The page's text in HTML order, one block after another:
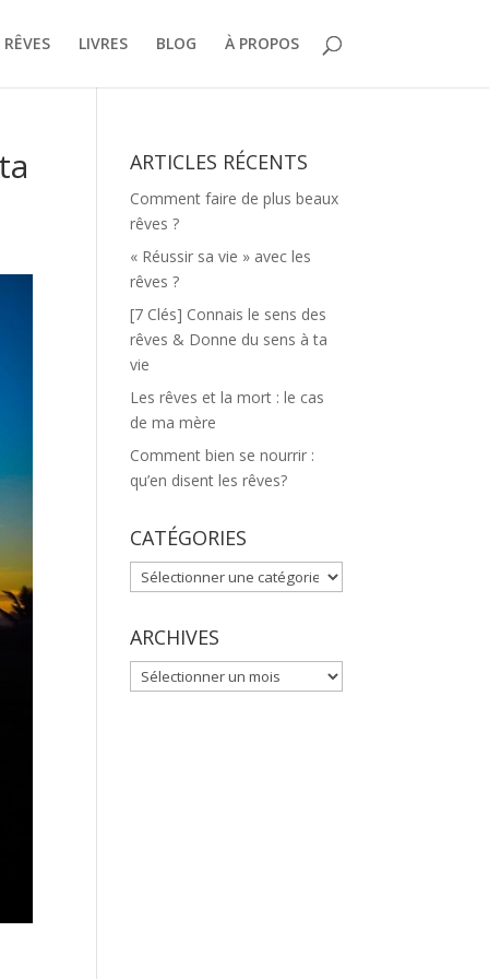
LIVRES BLOG À PROPOS
ARTICLES RÉCENTS
Comment faire de plus beaux
rêves ?
« Réussir sa vie » avec les
rêves ?
[7 Clés] Connais le sens des
rêves & Donne du sens à ta
vie
Les rêves et la mort : le cas
de ma mère
Comment bien se nourrir :
qu’en disent les rêves?
CATÉGORIES
CATÉGORIES
ARCHIVES
ARCHIVES